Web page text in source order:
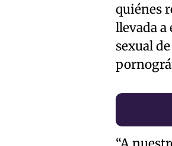
quiénes
llevada a
sexual